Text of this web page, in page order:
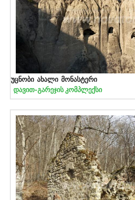
უცნობი ახალი მონასტერი
დავით-გარეჯის კომპლექსი